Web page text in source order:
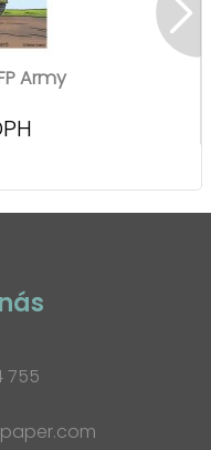
Army
755